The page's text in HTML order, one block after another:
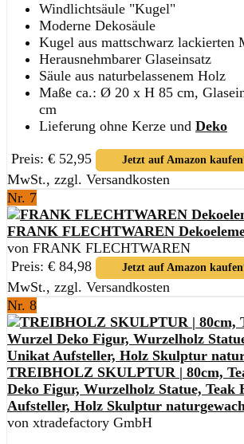
Windlichtsäule "Kugel"
Moderne Dekosäule
Kugel aus mattschwarz lackierten
Herausnehmbarer Glaseinsatz
Säule aus naturbelassenem Holz
Maße ca.: Ø 20 x H 85 cm,
cm
Lieferung ohne Kerze und Deko
Preis: € 52,95 Jetzt auf Amazon
MwSt., zzgl. Versandkosten
Nr. 7
FRANK FLECHTWAREN
von FRANK FLECHTWAREN
Preis: € 84,98
Jetzt auf Amazon
MwSt., zzgl. Versandkosten
Nr. 8
TREIBHOLZ SKULPTUR | 80cm,
Deko Figur, Wurzelholz Statue, Teak
Aufsteller, Holz Skulptur
von xtradefactory GmbH